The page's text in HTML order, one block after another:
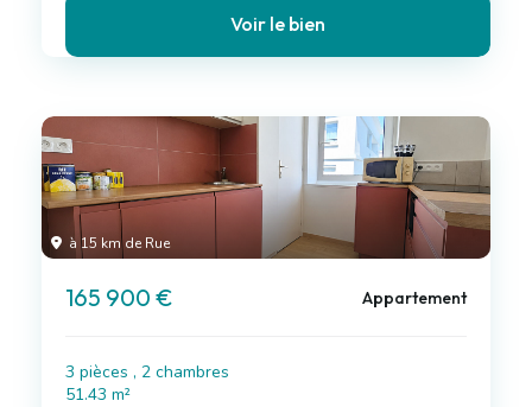
Voir le bien
à 15 km de Rue
165 900 € Appartement
3 pièces , 2 chambres
51.43 m²